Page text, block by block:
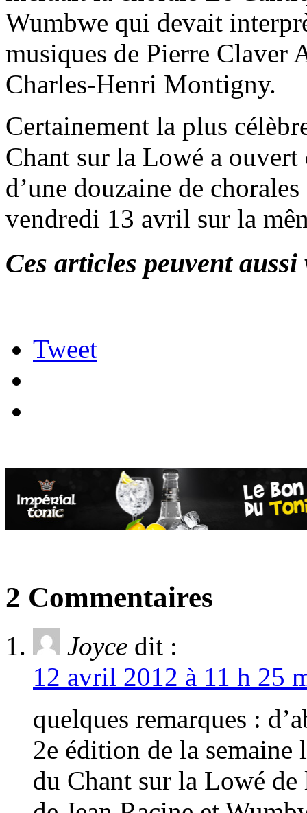
Wumbwe qui devait
musiques de Pierre Claver
Charles-Henri Montigny.
Certainement la plus
Chant sur la Lowé a
d’une douzaine de
vendredi 13 avril sur la
Ces articles peuvent
Tweet
2 Commentaires
Joyce dit :
12 avril 2012 à 11 h 25
quelques remarques :
2e édition de la
du Chant sur la Lowé